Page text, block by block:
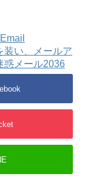
装い、メールア
惑メール2036